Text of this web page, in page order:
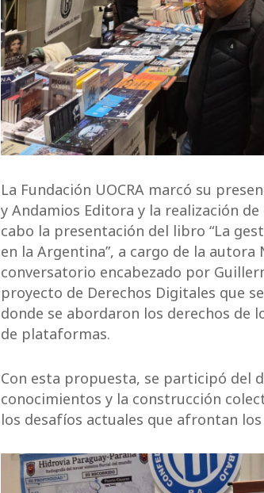
La Fundación UOCRA marcó su
y Andamios Editora y la realización
cabo la presentación del libro “La
en la Argentina”, a cargo de la
conversatorio encabezado por
proyecto de Derechos Digitales que
donde se abordaron los derechos de
de plataformas.
Con esta propuesta, se participó del
conocimientos y la construcción
los desafíos actuales que afrontan